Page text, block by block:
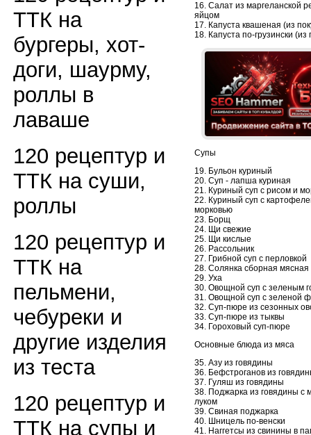
ТТК на
бургеры, хот-
доги, шаурму,
роллы в
лаваше
120 рецептур и
ТТК на суши,
роллы
120 рецептур и
ТТК на
пельмени,
чебуреки и
другие изделия
из теста
120 рецептур и
ТТК на супы и
16. Салат из маргеланской
яйцом
17. Капуста квашеная (из
18. Капуста по-грузински (из
Супы
19. Бульон куриный
20. Суп - лапша куриная
21. Куриный суп с рисом и
22. Куриный суп с
морковью
23. Борщ
24. Щи свежие
25. Щи кислые
26. Рассольник
27. Грибной суп с перловкой
28. Солянка сборная мясная
29. Уха
30. Овощной суп с зеленым
31. Овощной суп с зеленой
32. Суп-пюре из сезонных
33. Суп-пюре из тыквы
34. Гороховый суп-пюре
Основные блюда из мяса
35. Азу из говядины
36. Бефстроганов из
37. Гуляш из говядины
38. Поджарка из говядины с
луком
39. Свиная поджарка
40. Шницель по-венски
41. Наггетсы из свинины в